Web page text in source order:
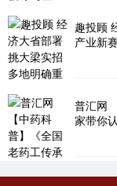
趣投顾
产业新
普汇网
家带你